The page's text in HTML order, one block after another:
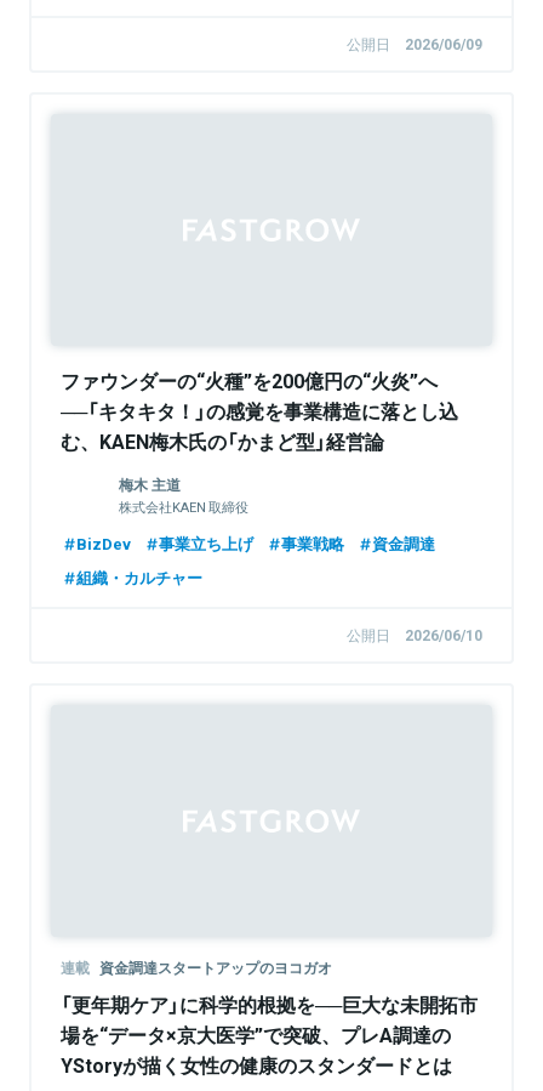
公開日 2026/06/09
ファウンダーの“火種”を200億円の“火炎”へ
──「キタキタ！」の感覚を事業構造に落とし込
む、KAEN梅木氏の「かまど型」経営論
【FastGrowジョニーが聞く】
梅木 主道
株式会社KAEN 取締役
BizDev 事業立ち上げ 事業戦略
資金調達
組織・カルチャー
公開日 2026/06/10
連載 資金調達スタートアップのヨコガオ
「更年期ケア」に科学的根拠を──巨大な未開拓市
場を“データ×京大医学”で突破、プレA調達の
YStoryが描く女性の健康のスタンダードとは